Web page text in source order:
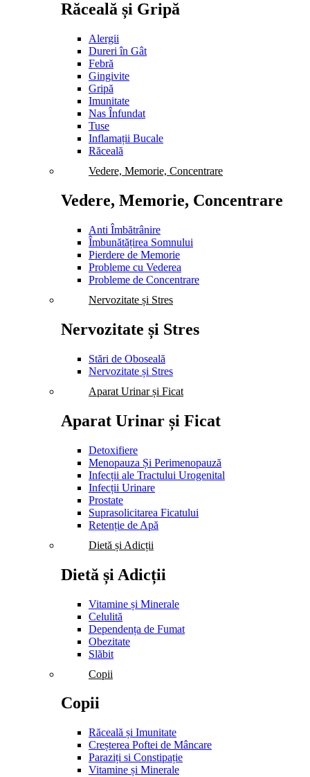
Răceală și Gripă
Alergii
Dureri în Gât
Febră
Gingivite
Gripă
Imunitate
Nas Înfundat
Tuse
Inflamații Bucale
Răceală
Vedere, Memorie, Concentrare
Vedere, Memorie, Concentrare
Anti Îmbătrânire
Îmbunătățirea Somnului
Pierdere de Memorie
Probleme cu Vederea
Probleme de Concentrare
Nervozitate și Stres
Nervozitate și Stres
Stări de Oboseală
Nervozitate și Stres
Aparat Urinar și Ficat
Aparat Urinar și Ficat
Detoxifiere
Menopauza Și Perimenopauză
Infecții ale Tractului Urogenital
Infecții Urinare
Prostate
Suprasolicitarea Ficatului
Retenție de Apă
Dietă și Adicții
Dietă și Adicții
Vitamine și Minerale
Celulită
Dependența de Fumat
Obezitate
Slăbit
Copii
Copii
Răceală și Imunitate
Creșterea Poftei de Mâncare
Paraziți si Constipație
Vitamine și Minerale